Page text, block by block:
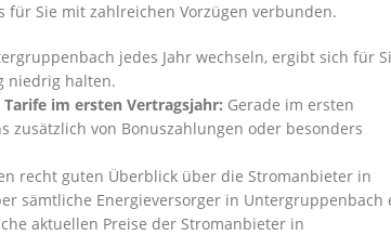
Sie mit zahlreichen Vorzügen verbunden.
jedes Jahr wechseln, ergibt sich für
niedrig halten.
im ersten Vertragsjahr: Gerade im ersten
zusätzlich von Bonuszahlungen oder besonders
recht guten Überblick über die Stromanbieter in
sämtliche Energieversorger in Untergruppenbach
aktuellen Preise der Stromanbieter in